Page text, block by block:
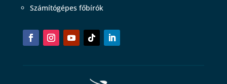
Számítógépes főbírók